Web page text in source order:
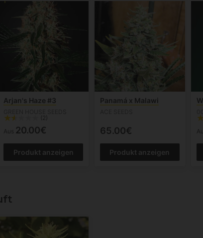
Arjan's Haze #3
(2)
Aus 20.00€
Produkt anzeigen
Panamá x Malawi
65.00€
Produkt anzeigen